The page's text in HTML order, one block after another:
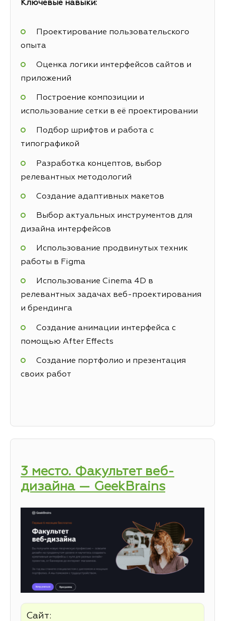
Ключевые навыки:
Проектирование пользовательского
опыта
Оценка логики интерфейсов сайтов и
приложений
Построение композиции и
использование сетки в её проектировании
Подбор шрифтов и работа с
типографикой
Разработка концептов, выбор
релевантных методологий
Создание адаптивных макетов
Выбор актуальных инструментов для
дизайна интерфейсов
Использование продвинутых техник
работы в Figma
Использование Cinema 4D в
релевантных задачах веб-проектирования
и брендинга
Создание анимации интерфейса с
помощью After Effects
Создание портфолио и презентация
своих работ
3 место. Факультет веб-
дизайна — GeekBrains
Сайт: